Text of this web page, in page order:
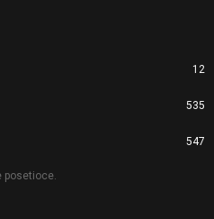
12
535
547
posetioce.